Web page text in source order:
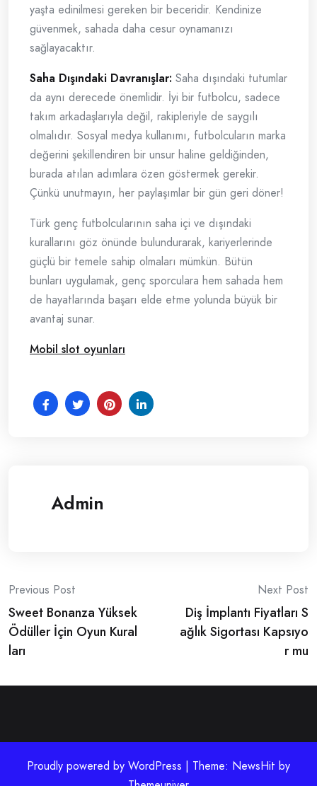
yaşta edinilmesi gereken bir beceridir. Kendinize
güvenmek, sahada daha cesur oynamanızı
sağlayacaktır.
Saha Dışındaki Davranışlar: Saha dışındaki tutumlar
da aynı derecede önemlidir. İyi bir futbolcu, sadece
takım arkadaşlarıyla değil, rakipleriyle de saygılı
olmalıdır. Sosyal medya kullanımı, futbolcuların marka
değerini şekillendiren bir unsur haline geldiğinden,
burada atılan adımlara özen göstermek gerekir.
Çünkü unutmayın, her paylaşımlar bir gün geri döner!
Türk genç futbolcularının saha içi ve dışındaki
kurallarını göz önünde bulundurarak, kariyerlerinde
güçlü bir temele sahip olmaları mümkün. Bütün
bunları uygulamak, genç sporculara hem sahada hem
de hayatlarında başarı elde etme yolunda büyük bir
avantaj sunar.
Mobil slot oyunları
Admin
Post
navigation
Previous Post
Sweet Bonanza Yüksek
Ödüller İçin Oyun Kural
ları
Next Post
Diş İmplantı Fiyatları S
ağlık Sigortası Kapsıyo
r mu
Proudly powered by WordPress | Theme: NewsHit by